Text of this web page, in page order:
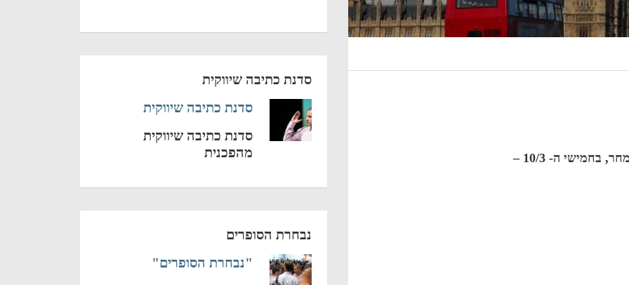
בחמישי ה- 10/3 –
סדנת כתיבה שיווקית
סדנת כתיבה שיווקית
סדנת כתיבה שיווקית
מהפכנית
נבחרת הסופרים
"נבחרת הסופרים"